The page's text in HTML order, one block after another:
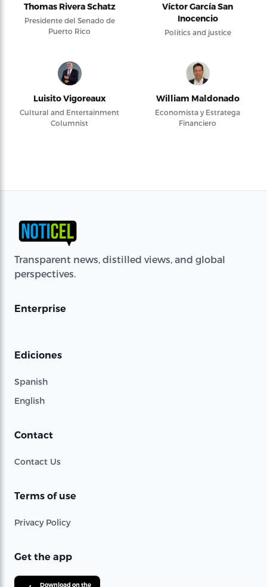
Thomas Rivera Schatz
Presidente del Senado de
Puerto Rico
Víctor García San
Inocencio
Politics and justice
Luisito Vigoreaux
Cultural and Entertainment
Columnist
William Maldonado
Economista y Estratega
Financiero
Transparent news, distilled views, and global
perspectives.
Enterprise
Ediciones
Spanish
English
Contact
Contact Us
Terms of use
Privacy Policy
Get the app
Download on the